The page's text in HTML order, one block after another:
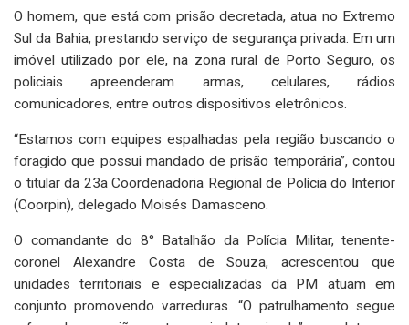
O homem, que está com prisão decretada, atua no Extremo
Sul da Bahia, prestando serviço de segurança privada. Em um
imóvel utilizado por ele, na zona rural de Porto Seguro, os
policiais apreenderam armas, celulares, rádios
comunicadores, entre outros dispositivos eletrônicos.
“Estamos com equipes espalhadas pela região buscando o
foragido que possui mandado de prisão temporária”, contou
o titular da 23a Coordenadoria Regional de Polícia do Interior
(Coorpin), delegado Moisés Damasceno.
O comandante do 8° Batalhão da Polícia Militar, tenente-
coronel Alexandre Costa de Souza, acrescentou que
unidades territoriais e especializadas da PM atuam em
conjunto promovendo varreduras. “O patrulhamento segue